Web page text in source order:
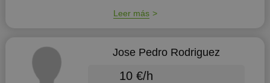
Leer más
Jose Pedro Rodriguez
10 €/h